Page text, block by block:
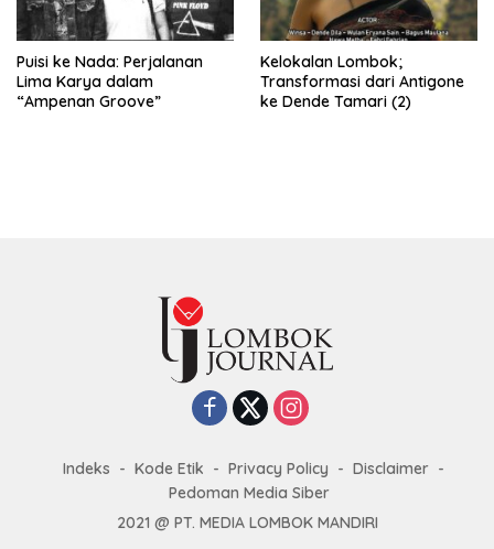
Puisi ke Nada: Perjalanan
Lima Karya dalam
“Ampenan Groove”
Kelokalan Lombok;
Transformasi dari Antigone
ke Dende Tamari (2)
Indeks Kode Etik Privacy Policy
Disclaimer
Pedoman Media Siber
2021 @ PT. MEDIA LOMBOK MANDIRI